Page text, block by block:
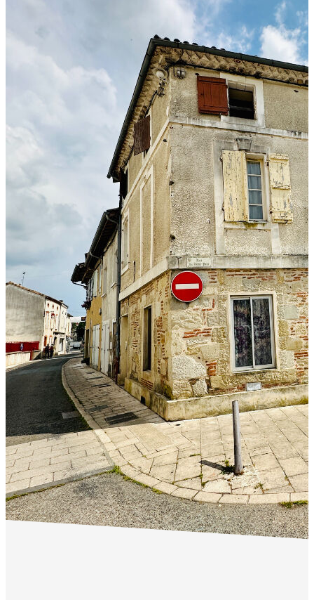
Ce bien est soumis à un diagnostic ERP (État des
Risques et Pollutions). Pour en savoir plus, rendez-
vous sur https://www.georisques.gouv.fr/
Nous contacter
1, rue des Lilas - Avenue de Fumel
47140Saint Sylvestre sur Lot
Nous écrire Voir le numéro
« Les informations recueillies sur ce formulaire sont enregistrées dans un fichier
informatisé par FRANCES IMMO pour gérer votre demande de contact. Elles sont
conservées pour la durée nécessaire à la gestion de la relation client dans le respect des
prescriptions légales applicables et sont destinées à nos conseillers Conformément à la
loi « informatique et libertés », vous pouvez exercer votre droit d'accès aux données
vous concernant et les faire rectifier en contactant FRANCES IMMO agence@frances-
immobilier.fr. Nous vous informons de l'existence de la liste d'opposition au démarchage
téléphonique « Bloctel », sur laquelle vous pouvez vous inscrire ici :
https://www.bloctel.gouv.fr/»